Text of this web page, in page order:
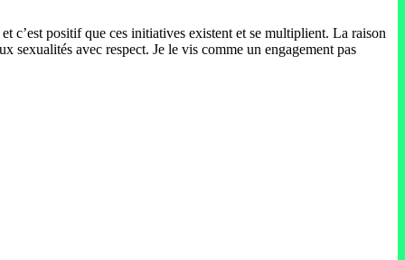
c’est positif que ces initiatives existent et se multiplient. La raison
sexualités avec respect. Je le vis comme un engagement pas